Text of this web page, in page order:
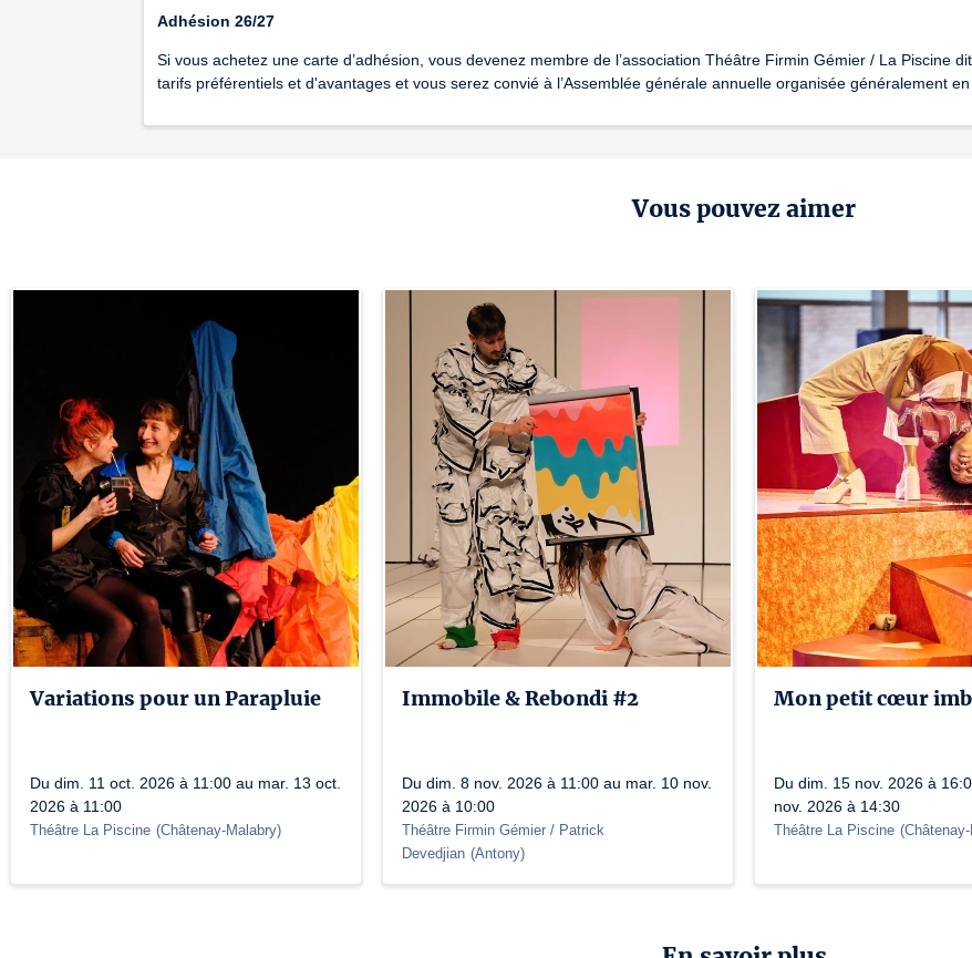
Vous pouvez aimer
Variations pour un Parapluie
Du dim. 11 oct. 2026 à 11:00 au mar. 13 oct.
2026 à 11:00
Théâtre La Piscine (Châtenay-Malabry)
Immobile & Rebondi #2
Du dim. 8 nov. 2026 à 11:00 au mar. 10 nov.
2026 à 10:00
Théâtre Firmin Gémier / Patrick
Devedjian (Antony)
Mon petit cœur
Du dim. 15 nov. 2026 à
nov. 2026 à 14:30
Théâtre La Piscine (
Adhésion 26/27
Si vous achetez une carte d’adhésion, vous devenez membre de l’association Théâtre Firmin Gémier / La Piscine
tarifs préférentiels et d'avantages et vous serez convié à l’Assemblée générale annuelle organisée généralement en